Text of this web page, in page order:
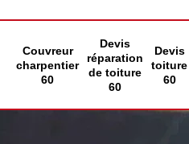
Couvreur
charpentier
60
Devis
réparation
de toiture
60
Devis
toiture
60